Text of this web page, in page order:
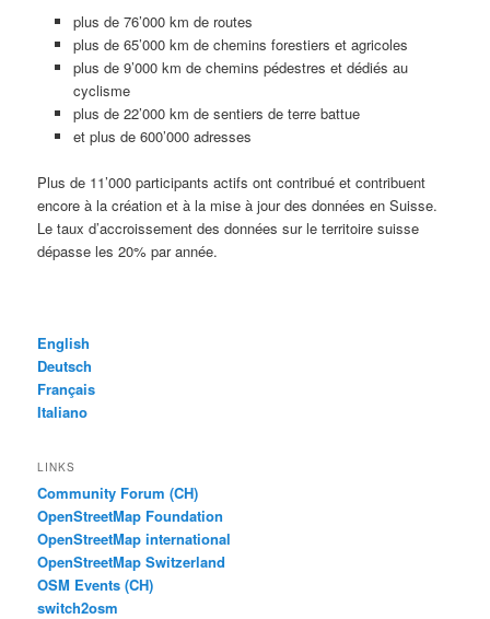
plus de 76’000 km de routes
plus de 65’000 km de chemins forestiers et agricoles
plus de 9’000 km de chemins pédestres et dédiés au
cyclisme
plus de 22’000 km de sentiers de terre battue
et plus de 600’000 adresses
Plus de 11’000 participants actifs ont contribué et contribuent
encore à la création et à la mise à jour des données en Suisse.
Le taux d’accroissement des données sur le territoire suisse
dépasse les 20% par année.
English
Deutsch
Français
Italiano
LINKS
Community Forum (CH)
OpenStreetMap Foundation
OpenStreetMap international
OpenStreetMap Switzerland
OSM Events (CH)
switch2osm